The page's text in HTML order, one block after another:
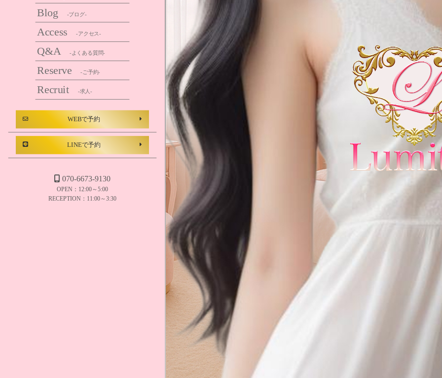
Blog -ブログ-
Access -アクセス-
Q&A -よくある質問-
Reserve -ご予約-
Recruit -求人-
WEBで予約
LINEで予約
070-6673-9130
OPEN：12:00～5:00
RECEPTION：11:00～3:30